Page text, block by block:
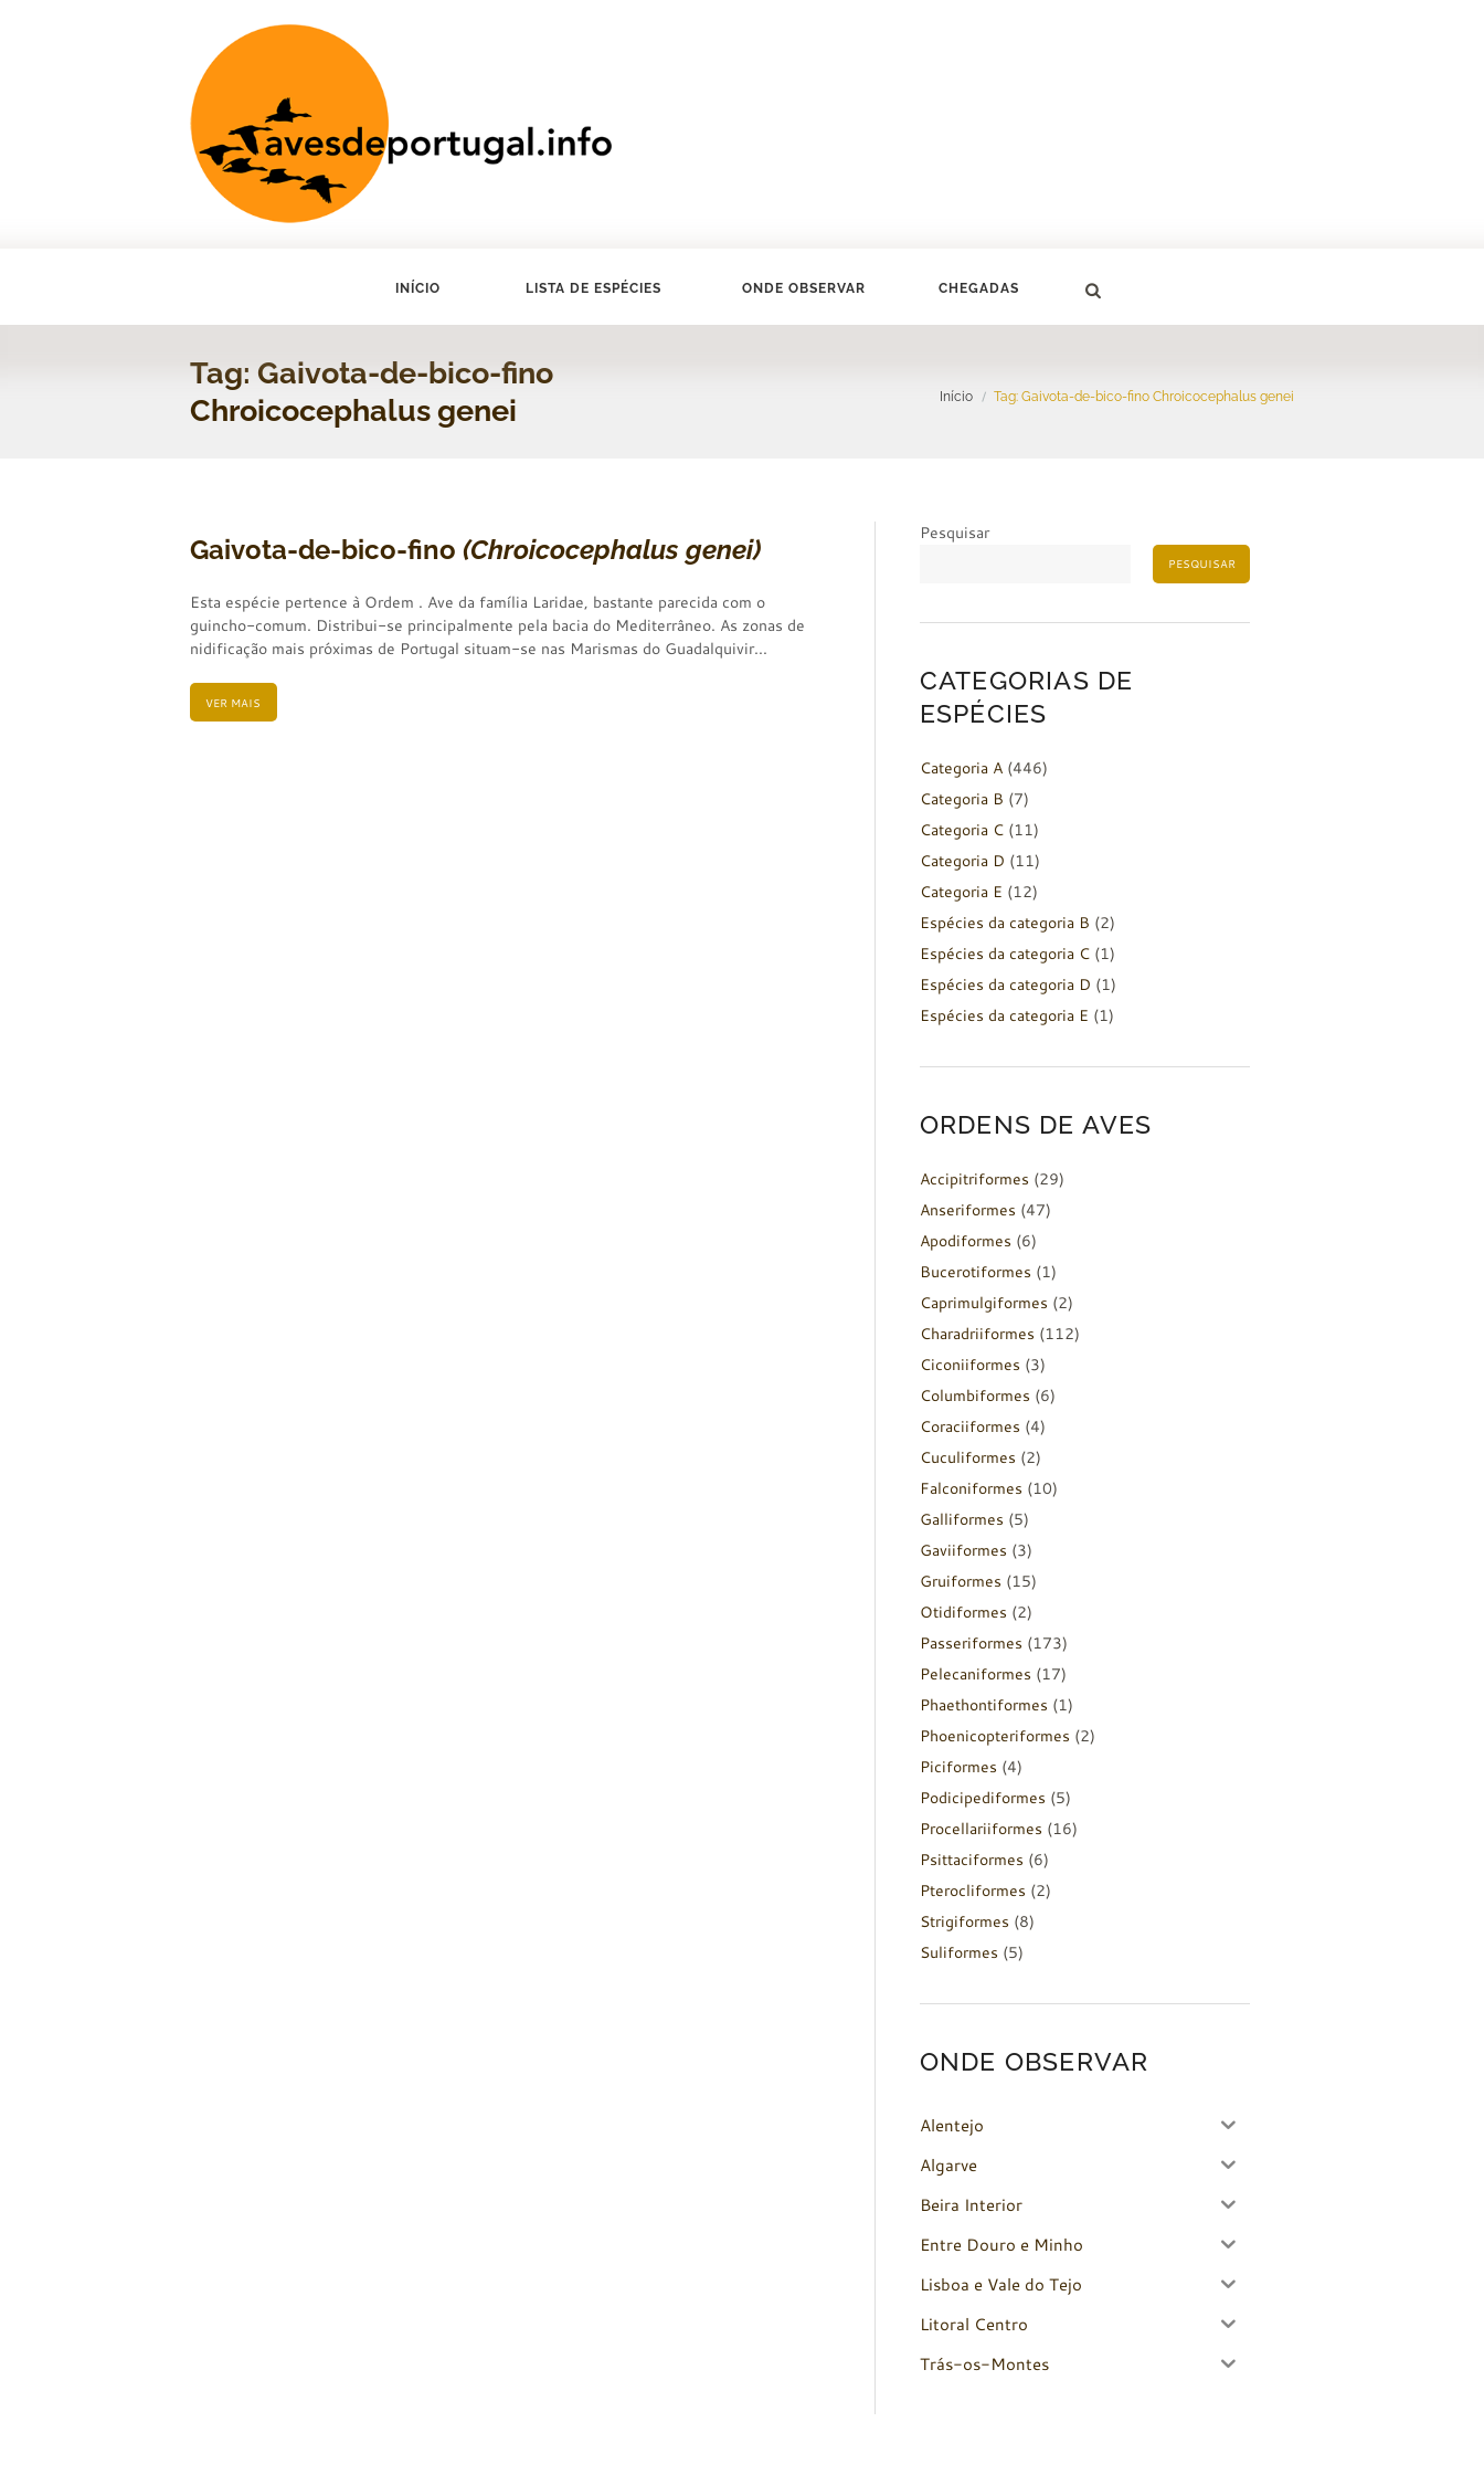
INÍCIO LISTA DE ESPÉCIES ONDE OBSERVAR CHEGADAS
Tag: Gaivota-de-bico-fino
Chroicocephalus genei
Início Tag: Gaivota-de-bico-fino Chroicocephalus genei
Gaivota-de-bico-fino (Chroicocephalus genei)
Esta espécie pertence à Ordem . Ave da família Laridae, bastante parecida com o
guincho-comum. Distribui-se principalmente pela bacia do Mediterrâneo. As zonas de
nidificação mais próximas de Portugal situam-se nas Marismas do Guadalquivir...
VER MAIS
Pesquisar
PESQUISAR
CATEGORIAS DE
ESPÉCIES
Categoria A(446)
Categoria B (7)
Categoria C(11)
Categoria D (11)
Categoria E (12)
Espécies da categoria B (2)
Espécies da categoria C(1)
Espécies da categoria D (1)
Espécies da categoria E (1)
ORDENS DE AVES
Accipitriformes (29)
Anseriformes (47)
Apodiformes (6)
Bucerotiformes (1)
Caprimulgiformes (2)
Charadriiformes (112)
Ciconiiformes (3)
Columbiformes (6)
Coraciiformes (4)
Cuculiformes (2)
Falconiformes (10)
Galliformes (5)
Gaviiformes (3)
Gruiformes (15)
Otidiformes (2)
Passeriformes (173)
Pelecaniformes (17)
Phaethontiformes (1)
Phoenicopteriformes (2)
Piciformes (4)
Podicipediformes (5)
Procellariiformes (16)
Psittaciformes (6)
Pterocliformes (2)
Strigiformes (8)
Suliformes (5)
ONDE OBSERVAR
Alentejo
Algarve
Beira Interior
Entre Douro e Minho
Lisboa e Vale do Tejo
Litoral Centro
Trás-os-Montes